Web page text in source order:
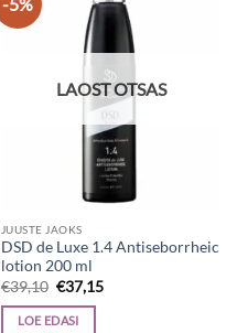
LAOST OTSAS
JUUSTE JAOKS
DSD de Luxe 1.4 Antiseborrheic
lotion 200 ml
€39,10 Algne
hind
oli:
€39,10.
€37,15Current
LOE EDASI